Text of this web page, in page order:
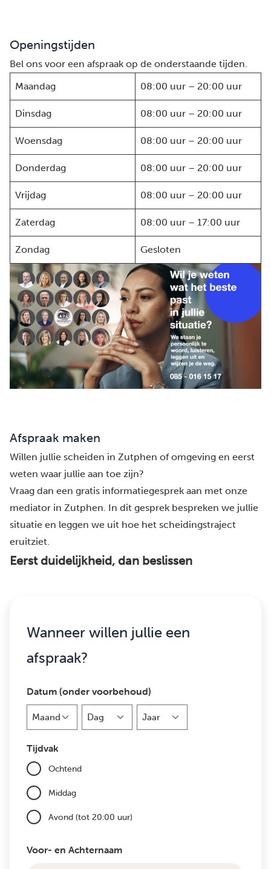
Openingstijden
Bel ons voor een afspraak op de onderstaande tijden.
Maandag
08:00 uur – 20:00 uur
Dinsdag 08:00 uur – 20:00 uur
Woensdag 08:00 uur – 20:00 uur
Donderdag 08:00 uur – 20:00 uur
Vrijdag 08:00 uur – 20:00 uur
Zaterdag 08:00 uur – 17:00 uur
Zondag Gesloten
Afspraak maken
Willen jullie scheiden in Zutphen of omgeving en eerst
weten waar jullie aan toe zijn?
Vraag dan een gratis informatiegesprek aan met onze
mediator in Zutphen. In dit gesprek bespreken we jullie
situatie en leggen we uit hoe het scheidingstraject
eruitziet.
Eerst duidelijkheid, dan beslissen
Wanneer willen jullie een
afspraak?
Datum (onder voorbehoud)
Tijdvak
Ochtend
Middag
Avond (tot 20:00 uur)
Voor- en Achternaam